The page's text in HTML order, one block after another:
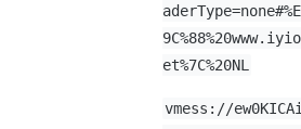
et%7C%20NL
vmess://